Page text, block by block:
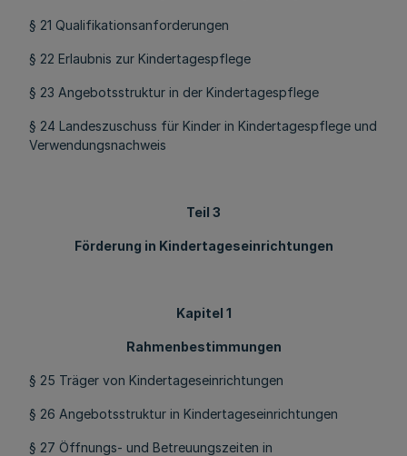
§ 21 Qualifikationsanforderungen
§ 22 Erlaubnis zur Kindertagespflege
§ 23 Angebotsstruktur in der Kindertagespflege
§ 24 Landeszuschuss für Kinder in Kindertagespflege und
Verwendungsnachweis
Teil 3
Förderung in Kindertageseinrichtungen
Kapitel 1
Rahmenbestimmungen
§ 25 Träger von Kindertageseinrichtungen
§ 26 Angebotsstruktur in Kindertageseinrichtungen
§ 27 Öffnungs- und Betreuungszeiten in